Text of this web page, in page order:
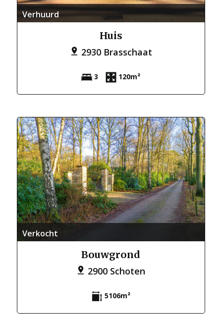
Verhuurd
Huis
2930 Brasschaat
3 120m²
Verkocht
Bouwgrond
2900 Schoten
5106m²